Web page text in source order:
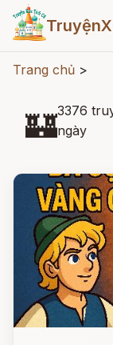
Trang chủ >
🏰3376
ngày